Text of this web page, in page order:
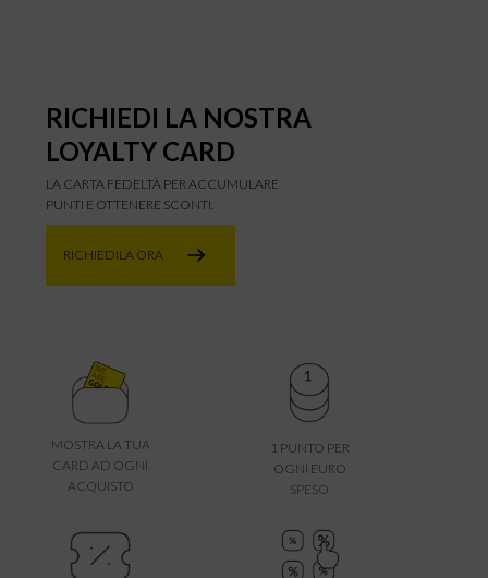
RICHIEDI LA NOSTRA
LOYALTY CARD
LA CARTA FEDELTÀ PER ACCUMULARE
PUNTI E OTTENERE SCONTI.
RICHIEDILA ORA
MOSTRA LA TUA
CARD AD OGNI
ACQUISTO
1 PUNTO PER
OGNI EURO
SPESO